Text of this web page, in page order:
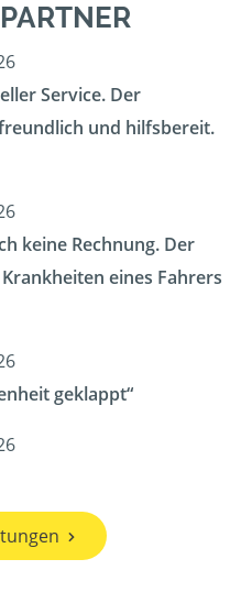
Service. Der
und hilfsbereit.
keine Rechnung. Der
eines Fahrers
geklappt